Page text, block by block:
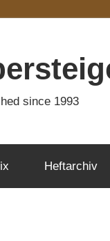
since 1993
Heftarchiv